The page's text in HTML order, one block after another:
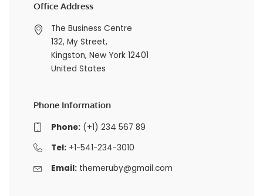
Office Address
The Business Centre
132, My Street,
Kingston, New York 12401
United States
Phone Information
Phone:(+1) 234 567 89
Tel:+1-541-234-3010
Email: themeruby@gmail.com